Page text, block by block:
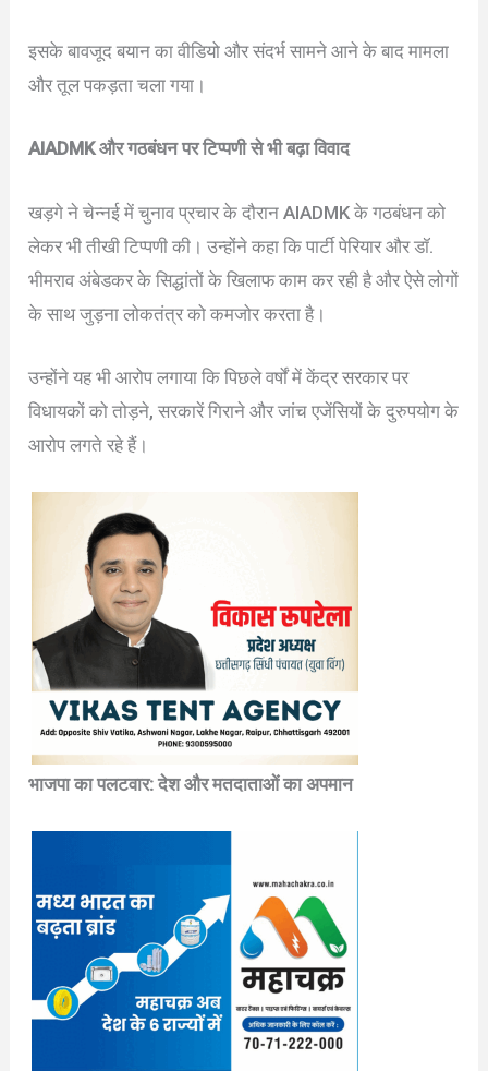
इसके बावजूद बयान का वीडियो और संदर्भ सामने आने के बाद मामला
और तूल पकड़ता चला गया।
AIADMK और गठबंधन पर टिप्पणी से भी बढ़ा विवाद
खड़गे ने चेन्नई में चुनाव प्रचार के दौरान AIADMK के गठबंधन को
लेकर भी तीखी टिप्पणी की। उन्होंने कहा कि पार्टी पेरियार और डॉ.
भीमराव अंबेडकर के सिद्धांतों के खिलाफ काम कर रही है और ऐसे लोगों
के साथ जुड़ना लोकतंत्र को कमजोर करता है।
उन्होंने यह भी आरोप लगाया कि पिछले वर्षों में केंद्र सरकार पर
विधायकों को तोड़ने, सरकारें गिराने और जांच एजेंसियों के दुरुपयोग के
आरोप लगते रहे हैं।
भाजपा का पलटवार: देश और मतदाताओं का अपमान